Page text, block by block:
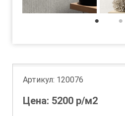
Артикул: 120076
Цена: 5200 р/м2